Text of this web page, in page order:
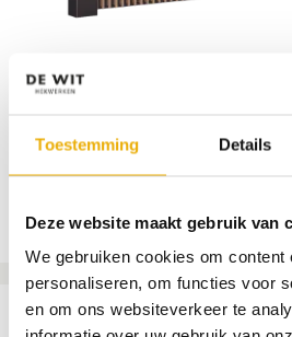
Toestemming Details
Deze website maakt gebruik van
We gebruiken cookies om content
personaliseren, om functies voor
en om ons websiteverkeer te
Poort Forma
Vanaf € 6.483 incl. BTW
START MET